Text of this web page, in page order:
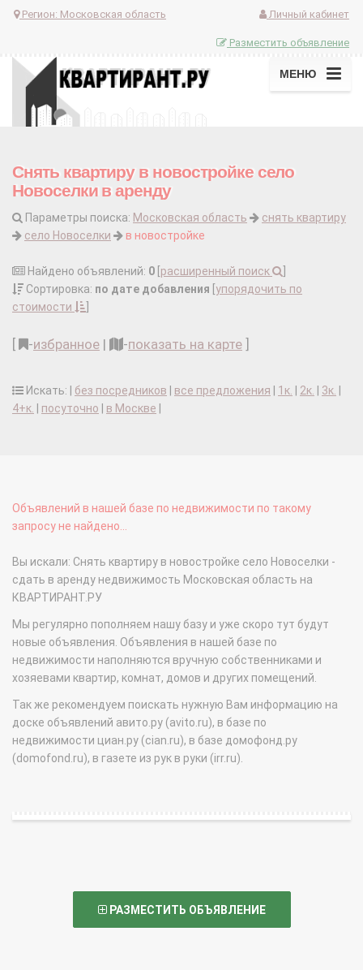
Регион: Московская область Личный кабинет
Разместить объявление
МЕНЮ
Снять квартиру в новостройке село
Новоселки в аренду
Параметры поиска: Московская область
снять квартиру
село Новоселки
в новостройке
Найдено объявлений: 0 расширенный поиск
Сортировка: по дате добавления упорядочить по
стоимости
-избранное | -показать на карте
Искать: | без посредников все предложения 1к. 2к. 3к.
4+к.
посуточно в Москве
Объявлений в нашей базе по недвижимости по такому
запросу не найдено...
Вы искали: Снять квартиру в новостройке село Новоселки -
сдать в аренду недвижимость Московская область на
КВАРТИРАНТ.РУ
Мы регулярно пополняем нашу базу и уже скоро тут будут
новые объявления. Объявления в нашей базе по
недвижимости наполняются вручную собственниками и
хозяевами квартир, комнат, домов и других помещений.
Так же рекомендуем поискать нужную Вам информацию на
доске объявлений авито.ру (avito.ru), в базе по
недвижимости циан.ру (cian.ru), в базе домофонд.ру
(domofond.ru), в газете из рук в руки (irr.ru).
РАЗМЕСТИТЬ ОБЪЯВЛЕНИЕ